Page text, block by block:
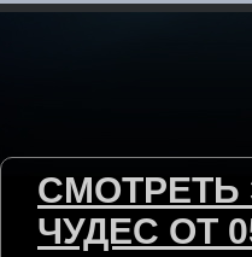
СМОТРЕТЬ
ЧУДЕС ОТ